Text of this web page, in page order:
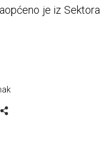
je iz Sektora